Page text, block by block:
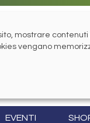
EVENTI
mostrare
vengano